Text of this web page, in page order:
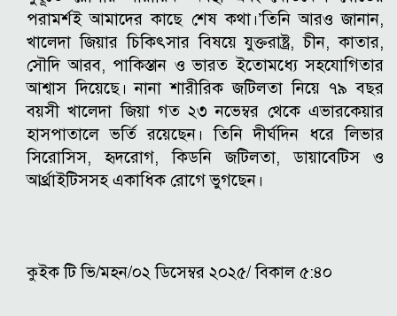
পরামর্শই আমাদের কাছে শেষ কথা।’তিনি আরও জানান,
খালেদা জিয়ার চিকিৎসার বিষয়ে যুক্তরাষ্ট্র, চীন, কাতার,
সৌদি আরব, পাকিস্তান ও ভারত ইতোমধ্যে সহযোগিতার
আশ্বাস দিয়েছে। নানা শারীরিক জটিলতা নিয়ে ৭৯ বছর
বয়সী খালেদা জিয়া গত ২৩ নভেম্বর থেকে এভারকেয়ার
হাসপাতালে ভর্তি রয়েছেন। তিনি দীর্ঘদিন ধরে লিভার
সিরোসিস, হৃদরোগ, কিডনি জটিলতা, ডায়াবেটিস ও
আর্থ্রাইটিসসহ একাধিক রোগে ভুগছেন।
কুইক টি ভি/মহন/০২ ডিসেম্বর ২০২৫/ বিকাল ৫:৪০